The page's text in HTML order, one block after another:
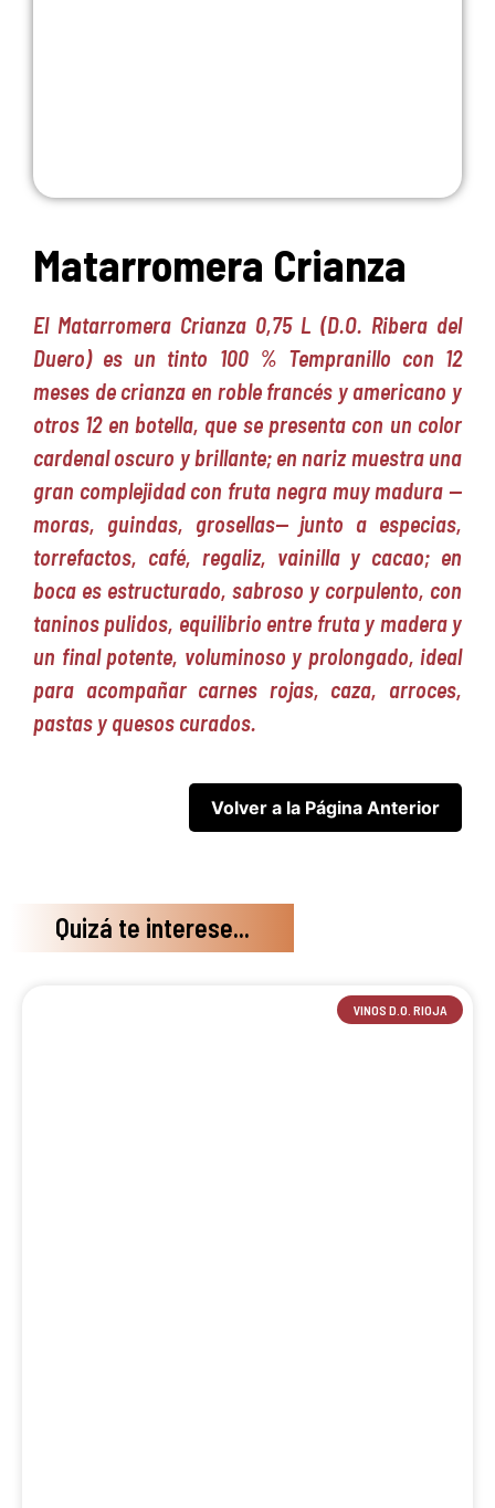
Matarromera Crianza
El Matarromera Crianza 0,75 L (D.O. Ribera del
Duero) es un tinto 100 % Tempranillo con 12
meses de crianza en roble francés y americano y
otros 12 en botella, que se presenta con un color
cardenal oscuro y brillante; en nariz muestra una
gran complejidad con fruta negra muy madura —
moras, guindas, grosellas— junto a especias,
torrefactos, café, regaliz, vainilla y cacao; en
boca es estructurado, sabroso y corpulento, con
taninos pulidos, equilibrio entre fruta y madera y
un final potente, voluminoso y prolongado, ideal
para acompañar carnes rojas, caza, arroces,
pastas y quesos curados.
Quizá te interese...
VINOS D.O. RIOJA